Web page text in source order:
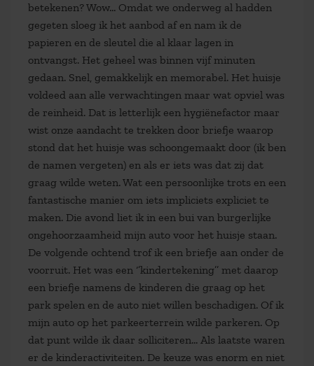
betekenen? Wow… Omdat we onderweg al hadden
gegeten sloeg ik het aanbod af en nam ik de
papieren en de sleutel die al klaar lagen in
ontvangst. Het geheel was binnen vijf minuten
gedaan. Snel, gemakkelijk en memorabel. Het huisje
voldeed aan alle verwachtingen maar wat opviel was
de reinheid. Dat is letterlijk een hygiënefactor maar
wist onze aandacht te trekken door briefje waarop
stond dat het huisje was schoongemaakt door (ik ben
de namen vergeten) en als er iets was dat zij dat
graag wilde weten. Wat een persoonlijke trots en een
fantastische manier om iets impliciets expliciet te
maken. Die avond liet ik in een bui van burgerlijke
ongehoorzaamheid mijn auto voor het huisje staan.
De volgende ochtend trof ik een briefje aan onder de
voorruit. Het was een ‘’kindertekening’’ met daarop
een briefje namens de kinderen die graag op het
park spelen en de auto niet willen beschadigen. Of ik
mijn auto op het parkeerterrein wilde parkeren. Op
dat punt wilde ik daar solliciteren… Als laatste waren
er de kinderactiviteiten. De keuze was enorm en niet